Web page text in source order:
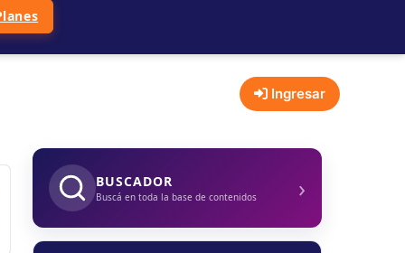
Ingresar
BUSCADOR
Buscá en toda la base de contenidos ›